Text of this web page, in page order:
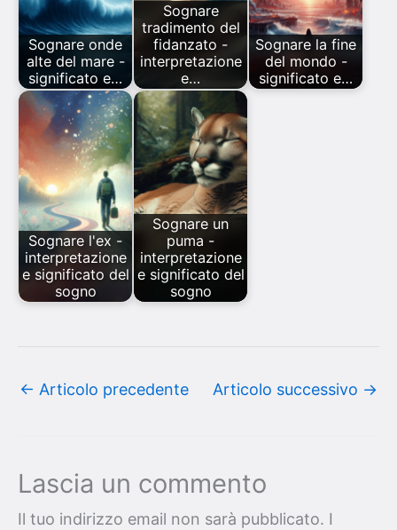
Sognare onde
alte del mare -
significato e…
Sognare
tradimento del
fidanzato -
interpretazione
e…
Sognare la fine
del mondo -
significato e…
Sognare l'ex -
interpretazione
e significato del
sogno
Sognare un
puma -
interpretazione
e significato del
sogno
← Articolo precedente Articolo successivo →
Lascia un commento
Il tuo indirizzo email non sarà pubblicato. I